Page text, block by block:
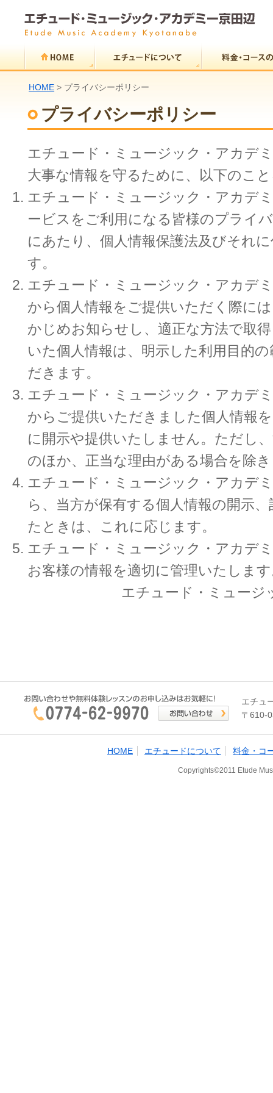
HOME > プライバシーポリシー
プライバシーポリシー
エチュード・ミュージック・アカデ
大事な情報を守るために、以下のこ
エチュード・ミュージック・アカデ
ービスをご利用になる皆様のプライ
にあたり、個人情報保護法及びそれ
す。
エチュード・ミュージック・アカデ
から個人情報をご提供いただく際に
かじめお知らせし、適正な方法で取
いた個人情報は、明示した利用目的
だきます。
エチュード・ミュージック・アカデ
からご提供いただきました個人情報
に開示や提供いたしません。ただし
のほか、正当な理由がある場合を除
エチュード・ミュージック・アカデ
ら、当方が保有する個人情報の開示
たときは、これに応じます。
エチュード・ミュージック・アカデ
お客様の情報を適切に管理いたしま
エチュード・ミュージ
エチュ
〒610-
HOME エチュードについて 料金・コ
Copyrights©2011 Etude